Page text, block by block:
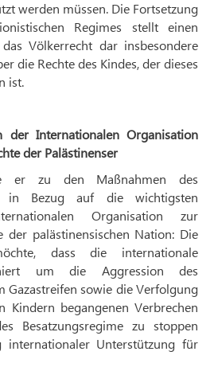
werden müssen. Die Fortsetzung
Regimes stellt einen
Völkerrecht dar insbesondere
die Rechte des Kindes, der dieses
ist.
der Internationalen Organisation
der Palästinenser
er zu den Maßnahmen des
in Bezug auf die wichtigsten
Organisation zur
der palästinensischen Nation: Die
dass die internationale
um die Aggression des
Gazastreifen sowie die Verfolgung
Kindern begangenen Verbrechen
Besatzungsregime zu stoppen
internationaler Unterstützung für